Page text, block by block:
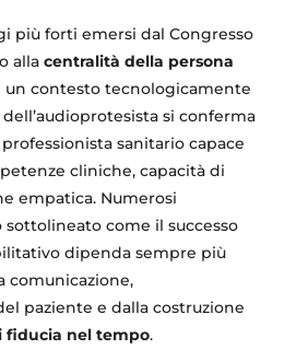
più forti emersi dal Congresso
alla centralità della persona
un contesto tecnologicamente
si conferma
sanitario capace
cliniche, capacità di
empatica. Numerosi
come il successo
dipenda sempre più
comunicazione,
paziente e dalla costruzione
fiducia nel tempo.